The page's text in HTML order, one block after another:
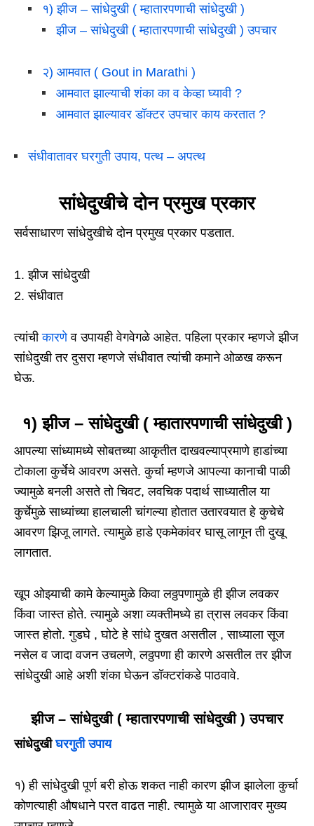
१) झीज – सांधेदुखी ( म्हातारपणाची सांधेदुखी )
झीज – सांधेदुखी ( म्हातारपणाची सांधेदुखी ) उपचार
२) आमवात ( Gout in Marathi )
आमवात झाल्याची शंका का व केव्हा घ्यावी ?
आमवात झाल्यावर डॉक्टर उपचार काय करतात ?
संधीवातावर घरगुती उपाय, पत्थ – अपत्थ
सांधेदुखीचे दोन प्रमुख प्रकार
सर्वसाधारण सांधेदुखीचे दोन प्रमुख प्रकार पडतात.
झीज सांधेदुखी
संधीवात
त्यांचीकारणेव उपायही वेगवेगळे आहेत. पहिला प्रकार म्हणजे झीज
सांधेदुखी तर दुसरा म्हणजे संधीवात त्यांची कमाने ओळख करून
घेऊ.
१) झीज – सांधेदुखी ( म्हातारपणाची सांधेदुखी )
आपल्या सांध्यामध्ये सोबतच्या आकृतीत दाखवल्याप्रमाणे हाडांच्या
टोकाला कुर्चेचे आवरण असते. कुर्चा म्हणजे आपल्या कानाची पाळी
ज्यामुळे बनली असते तो चिवट, लवचिक पदार्थ साध्यातील या
कुर्चेमुळे साध्यांच्या हालचाली चांगल्या होतात उतारवयात हे कुचेचे
आवरण झिजू लागते. त्यामुळे हाडे एकमेकांवर घासू लागून ती दुखू
लागतात.
खूप ओझ्याची कामे केल्यामुळे किवा लठ्ठपणामुळे ही झीज लवकर
किंवा जास्त होते. त्यामुळे अशा व्यक्तीमध्ये हा त्रास लवकर किंवा
जास्त होतो. गुडघे , घोटे हे सांधे दुखत असतील , साध्याला सूज
नसेल व जादा वजन उचलणे, लठ्ठपणा ही कारणे असतील तर झीज
सांधेदुखी आहे अशी शंका घेऊन डॉक्टरांकडे पाठवावे.
झीज – सांधेदुखी ( म्हातारपणाची सांधेदुखी ) उपचार
सांधेदुखीघरगुती उपाय
१) ही सांधेदुखी पूर्ण बरी होऊ शकत नाही कारण झीज झालेला कुर्चा
कोणत्याही औषधाने परत वाढत नाही. त्यामुळे या आजारावर मुख्य